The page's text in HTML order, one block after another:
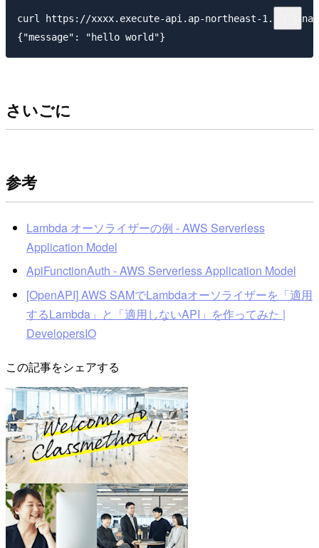
curl https://xxxx.execute-api.ap-northeast-
さいごに
参考
Lambda オーソライザーの例 - AWS Serverless
Application Model
ApiFunctionAuth - AWS Serverless Application Model
[OpenAPI] AWS SAMでLambdaオーソライザーを「適用
するLambda」と「適用しないAPI」を作ってみた |
DevelopersIO
この記事をシェアする